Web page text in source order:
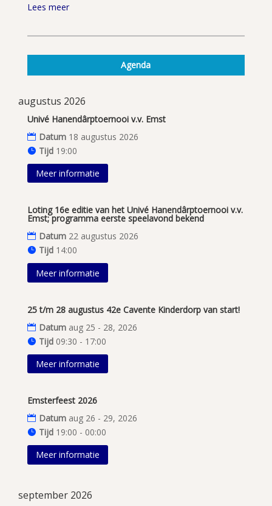
Lees meer
Agenda
augustus 2026
Univé Hanendârptoernooi v.v. Emst
Datum 18 augustus 2026
Tijd 19:00
Meer informatie
Loting 16e editie van het Univé Hanendârptoernooi v.v.
Emst; programma eerste speelavond bekend
Datum 22 augustus 2026
Tijd 14:00
Meer informatie
25 t/m 28 augustus 42e Cavente Kinderdorp van start!
Datum aug 25 - 28, 2026
Tijd 09:30 - 17:00
Meer informatie
Emsterfeest 2026
Datum aug 26 - 29, 2026
Tijd 19:00 - 00:00
Meer informatie
september 2026